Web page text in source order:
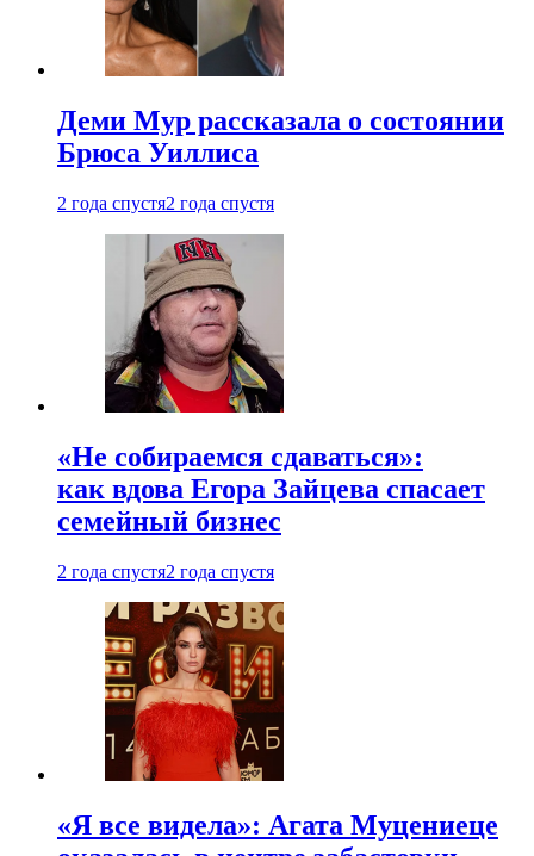
Деми Мур рассказала о состоянии
Брюса Уиллиса
2 года спустя2 года спустя
«Не собираемся сдаваться»:
как вдова Егора Зайцева спасает
семейный бизнес
2 года спустя2 года спустя
«Я все видела»: Агата Муцениеце